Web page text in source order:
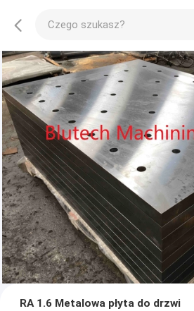
RA 1.6 Metalowa płyta do drzwi